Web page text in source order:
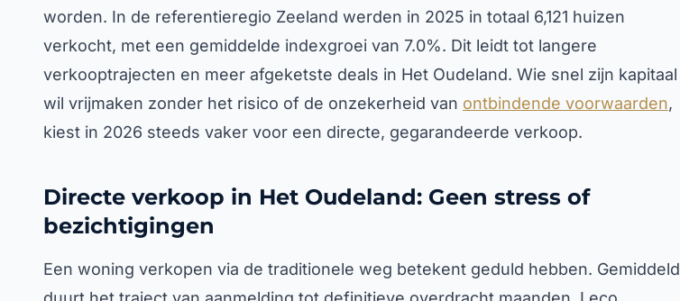
worden. In de referentieregio Zeeland werden in 2025 in totaal 6,121 huizen
verkocht, met een gemiddelde indexgroei van 7.0%. Dit leidt tot langere
verkooptrajecten en meer afgeketste deals in Het Oudeland. Wie snel zijn kapitaal
wil vrijmaken zonder het risico of de onzekerheid van ontbindende voorwaarden,
kiest in 2026 steeds vaker voor een directe, gegarandeerde verkoop.
Directe verkoop in Het Oudeland: Geen stress of
bezichtigingen
Een woning verkopen via de traditionele weg betekent geduld hebben. Gemiddeld